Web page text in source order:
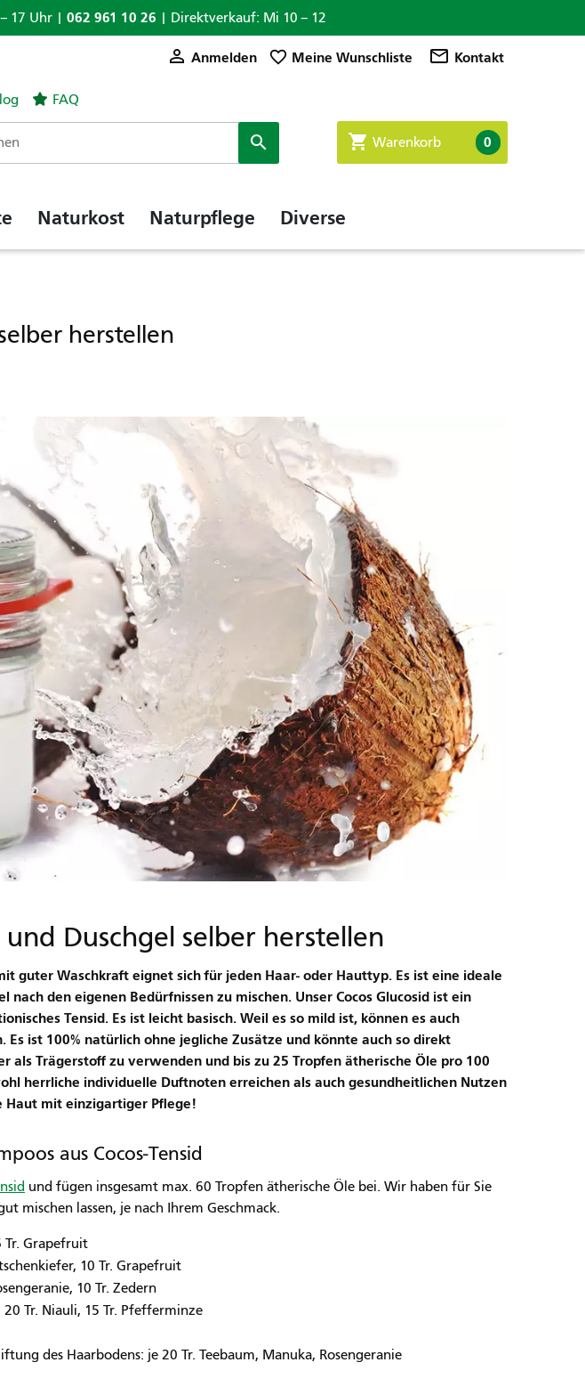
17 Uhr | 062 961 10 26 | Direktverkauf: Mi 10 – 12
 Anmelden favorite_border Meine Wunschliste mail_outline Kontakt
FAQ
 shopping_cart Warenkorb 0
Naturkost Naturpflege Diverse
herstellen
Duschgel selber herstellen
guter Waschkraft eignet sich für jeden Haar- oder Hauttyp. Es ist eine ideale
nach den eigenen Bedürfnissen zu mischen. Unser Cocos Glucosid ist ein
Tensid. Es ist leicht basisch. Weil es so mild ist, können es auch
ist 100% natürlich ohne jegliche Zusätze und könnte auch so direkt
Trägerstoff zu verwenden und bis zu 25 Tropfen ätherische Öle pro 100
herrliche individuelle Duftnoten erreichen als auch gesundheitlichen Nutzen
Haut mit einzigartiger Pflege!
aus Cocos-Tensid
und fügen insgesamt max. 60 Tropfen ätherische Öle bei. Wir haben für Sie
mischen lassen, je nach Ihrem Geschmack.
Tr. Grapefruit
10 Tr. Grapefruit
10 Tr. Zedern
Tr. Niauli, 15 Tr. Pfefferminze
des Haarbodens: je 20 Tr. Teebaum, Manuka, Rosengeranie